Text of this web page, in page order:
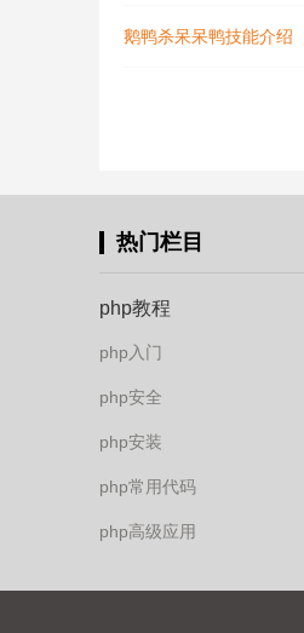
鹅鸭杀呆呆鸭技能介绍
热门栏目
php教程
php入门
php安全
php安装
php常用代码
php高级应用